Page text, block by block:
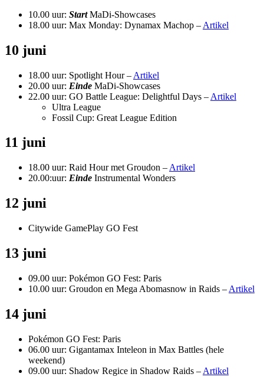
10.00 uur: StartMaDi-Showcases
18.00 uur: Max Monday: Dynamax Machop – Artikel
10 juni
18.00 uur: Spotlight Hour – Artikel
20.00 uur: Einde MaDi-Showcases
22.00 uur: GO Battle League: Delightful Days – Artikel
Ultra League
Fossil Cup: Great League Edition
11 juni
18.00 uur: Raid Hour met Groudon – Artikel
20.00:uur: Einde Instrumental Wonders
12 juni
Citywide GamePlay GO Fest
13 juni
09.00 uur: Pokémon GO Fest: Paris
10.00 uur: Groudon en Mega Abomasnow in Raids – Artikel
14 juni
Pokémon GO Fest: Paris
06.00 uur: Gigantamax Inteleon in Max Battles (hele
weekend)
09.00 uur: Shadow Regice in Shadow Raids – Artikel